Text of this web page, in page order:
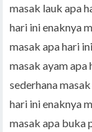
masak lauk apa
hari ini enaknya
masak apa hari
masak ayam apa
sederhana
hari ini enaknya
masak apa buka